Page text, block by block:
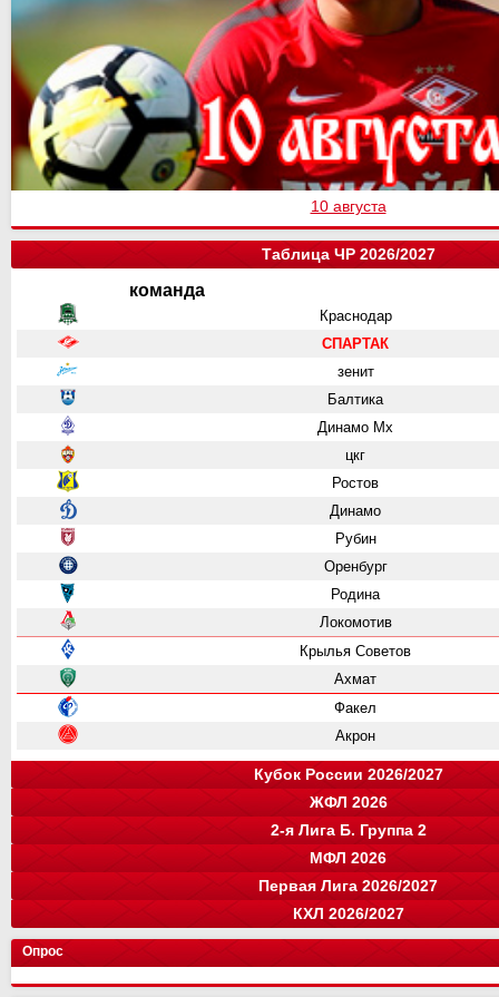
10 августа
Таблица ЧР 2026/2027
команда
Краснодар
СПАРТАК
зенит
Балтика
Динамо Мх
цкг
Ростов
Динамо
Рубин
Оренбург
Родина
Локомотив
Крылья Советов
Ахмат
Факел
Акрон
Кубок России 2026/2027
Группа "A"
СПАРТАК
Родина
Оренбург
Рубин
Группа "B"
Динамо
Краснодар
Ахмат
Факел
Группа "C"
Крылья Советов
Зенит
Динамо Мх.
Балтика
Группа "D"
Ростов
цкг
Локомотив
Акрон
ЖФЛ 2026
команда
Зенит
цкг
СПАРТАК
Крылья Советов
2-я Лига Б. Группа 2
команда
Динамо-СПб
Луки-Энергия
Чертаново
МФЛ 2026
Группа "А"
Краснодар
цкг
Группа "Б"
Сочи
Кировец-Восхождение
Первая Лига 2026/2027
команда
Н. Новгород
КХЛ 2026/2027
Конференция "Запад"
Конференция "Восток"
Опрос